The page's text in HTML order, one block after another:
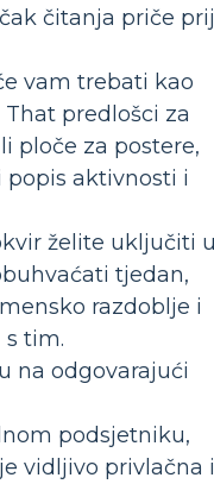
čitanja priče
vam trebati kao
predlošci za
ploče za postere,
aktivnosti i
želite uključiti
tjedan,
razdoblje i
tim.
na odgovarajući
podsjetniku,
vidljivo privlačna i